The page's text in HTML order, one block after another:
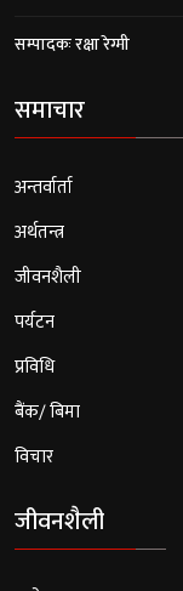
सम्पादकः रक्षा रेग्मी
समाचार
अन्तर्वार्ता
अर्थतन्त्र
जीवनशैली
पर्यटन
प्रविधि
बैंक/ बिमा
विचार
जीवनशैली